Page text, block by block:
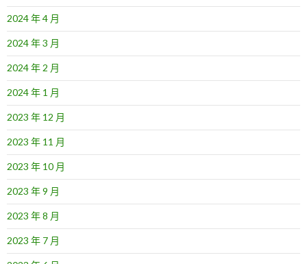
2024 年 4 月
2024 年 3 月
2024 年 2 月
2024 年 1 月
2023 年 12 月
2023 年 11 月
2023 年 10 月
2023 年 9 月
2023 年 8 月
2023 年 7 月